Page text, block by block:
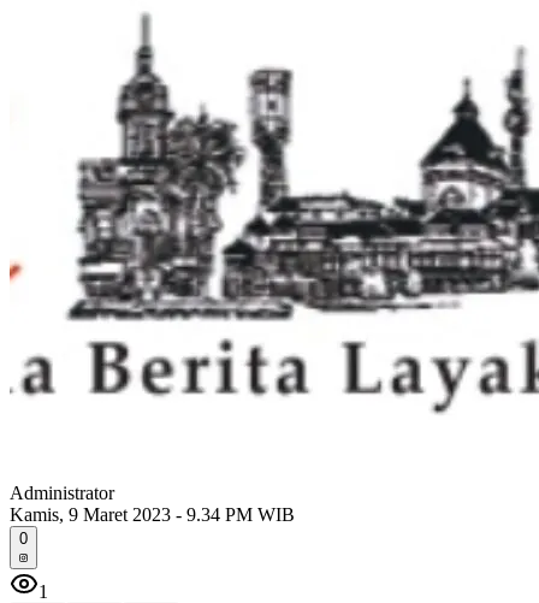
Administrator
Kamis, 9 Maret 2023 - 9.34 PM WIB
0
1